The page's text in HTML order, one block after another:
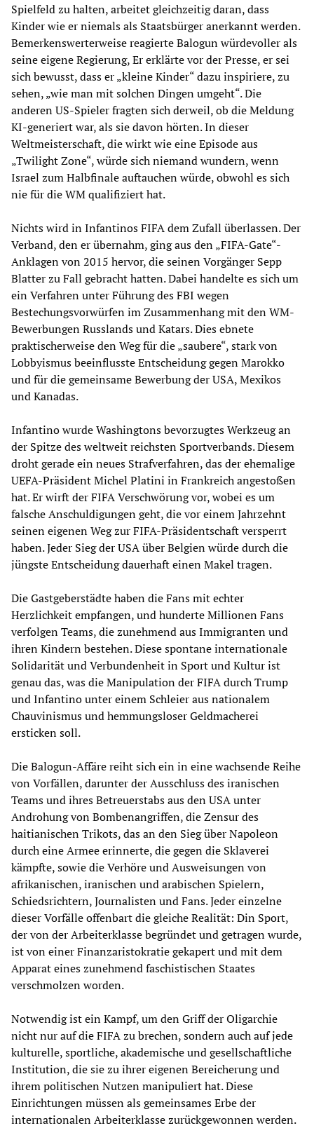
Spielfeld zu halten, arbeitet gleichzeitig daran, dass
Kinder wie er niemals als Staatsbürger anerkannt werden.
Bemerkenswerterweise reagierte Balogun würdevoller als
seine eigene Regierung, Er erklärte vor der Presse, er sei
sich bewusst, dass er „kleine Kinder“ dazu inspiriere, zu
sehen, „wie man mit solchen Dingen umgeht“. Die
anderen US-Spieler fragten sich derweil, ob die Meldung
KI-generiert war, als sie davon hörten. In dieser
Weltmeisterschaft, die wirkt wie eine Episode aus
„Twilight Zone“, würde sich niemand wundern, wenn
Israel zum Halbfinale auftauchen würde, obwohl es sich
nie für die WM qualifiziert hat.
Nichts wird in Infantinos FIFA dem Zufall überlassen. Der
Verband, den er übernahm, ging aus den „FIFA-Gate“-
Anklagen von 2015 hervor, die seinen Vorgänger Sepp
Blatter zu Fall gebracht hatten. Dabei handelte es sich um
ein Verfahren unter Führung des FBI wegen
Bestechungsvorwürfen im Zusammenhang mit den WM-
Bewerbungen Russlands und Katars. Dies ebnete
praktischerweise den Weg für die „saubere“, stark von
Lobbyismus beeinflusste Entscheidung gegen Marokko
und für die gemeinsame Bewerbung der USA, Mexikos
und Kanadas.
Infantino wurde Washingtons bevorzugtes Werkzeug an
der Spitze des weltweit reichsten Sportverbands. Diesem
droht gerade ein neues Strafverfahren, das der ehemalige
UEFA-Präsident Michel Platini in Frankreich angestoßen
hat. Er wirft der FIFA Verschwörung vor, wobei es um
falsche Anschuldigungen geht, die vor einem Jahrzehnt
seinen eigenen Weg zur FIFA-Präsidentschaft versperrt
haben. Jeder Sieg der USA über Belgien würde durch die
jüngste Entscheidung dauerhaft einen Makel tragen.
Die Gastgeberstädte haben die Fans mit echter
Herzlichkeit empfangen, und hunderte Millionen Fans
verfolgen Teams, die zunehmend aus Immigranten und
ihren Kindern bestehen. Diese spontane internationale
Solidarität und Verbundenheit in Sport und Kultur ist
genau das, was die Manipulation der FIFA durch Trump
und Infantino unter einem Schleier aus nationalem
Chauvinismus und hemmungsloser Geldmacherei
ersticken soll.
Die Balogun-Affäre reiht sich ein in eine wachsende Reihe
von Vorfällen, darunter der Ausschluss des iranischen
Teams und ihres Betreuerstabs aus den USA unter
Androhung von Bombenangriffen, die Zensur des
haitianischen Trikots, das an den Sieg über Napoleon
durch eine Armee erinnerte, die gegen die Sklaverei
kämpfte, sowie die Verhöre und Ausweisungen von
afrikanischen, iranischen und arabischen Spielern,
Schiedsrichtern, Journalisten und Fans. Jeder einzelne
dieser Vorfälle offenbart die gleiche Realität: Din Sport,
der von der Arbeiterklasse begründet und getragen wurde,
ist von einer Finanzaristokratie gekapert und mit dem
Apparat eines zunehmend faschistischen Staates
verschmolzen worden.
Notwendig ist ein Kampf, um den Griff der Oligarchie
nicht nur auf die FIFA zu brechen, sondern auch auf jede
kulturelle, sportliche, akademische und gesellschaftliche
Institution, die sie zu ihrer eigenen Bereicherung und
ihrem politischen Nutzen manipuliert hat. Diese
Einrichtungen müssen als gemeinsames Erbe der
internationalen Arbeiterklasse zurückgewonnen werden.